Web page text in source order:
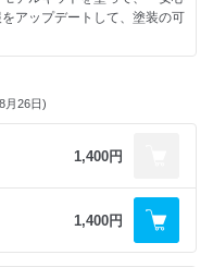
座：STEINER
ナンボですよ：長谷川迷人
澤志朗
Air Races/ソウルADEX/入
：北澤志朗
144：木村誠二
年 ソヴァーM 1/144：平出彰
SCULPTURE
ナンボですよ：長谷川迷人
アップデートして、塗装の可
みた！
35AライトニングⅡ：木村
機
ガラス
手訓練機：山田昌行
アクリル塗料で塗るウェス
月26日)
1,400円
1,400円